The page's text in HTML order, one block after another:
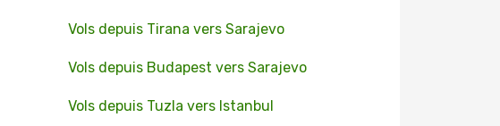
Vols depuis Tirana vers Sarajevo
Vols depuis Budapest vers Sarajevo
Vols depuis Tuzla vers Istanbul